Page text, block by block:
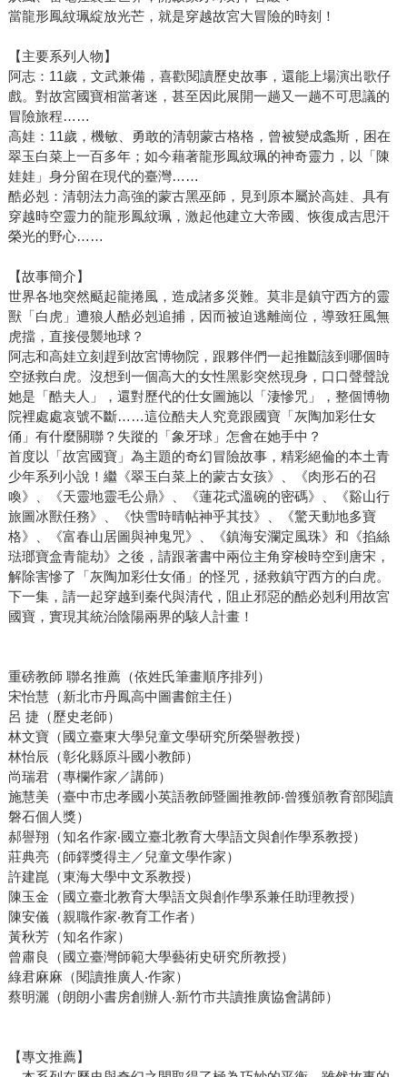
當龍形鳳紋珮綻放光芒，就是穿越故宮大冒險的時刻！
【主要系列人物】
阿志：11歲，文武兼備，喜歡閱讀歷史故事，還能上場演出歌仔
戲。對故宮國寶相當著迷，甚至因此展開一趟又一趟不可思議的
冒險旅程……
高娃：11歲，機敏、勇敢的清朝蒙古格格，曾被變成螽斯，困在
翠玉白菜上一百多年；如今藉著龍形鳳紋珮的神奇靈力，以「陳
娃娃」身分留在現代的臺灣……
酷必剋：清朝法力高強的蒙古黑巫師，見到原本屬於高娃、具有
穿越時空靈力的龍形鳳紋珮，激起他建立大帝國、恢復成吉思汗
榮光的野心……
【故事簡介】
世界各地突然颳起龍捲風，造成諸多災難。莫非是鎮守西方的靈
獸「白虎」遭狼人酷必剋追捕，因而被迫逃離崗位，導致狂風無
虎擋，直接侵襲地球？
阿志和高娃立刻趕到故宮博物院，跟夥伴們一起推斷該到哪個時
空拯救白虎。沒想到一個高大的女性黑影突然現身，口口聲聲說
她是「酷夫人」，還對歷代的仕女圖施以「淒慘咒」，整個博物
院裡處處哀號不斷……這位酷夫人究竟跟國寶「灰陶加彩仕女
俑」有什麼關聯？失蹤的「象牙球」怎會在她手中？
首度以「故宮國寶」為主題的奇幻冒險故事，精彩絕倫的本土青
少年系列小說！繼《翠玉白菜上的蒙古女孩》、《肉形石的召
喚》、《天靈地靈毛公鼎》、《蓮花式溫碗的密碼》、《谿山行
旅圖冰獸任務》、《快雪時晴帖神乎其技》、《驚天動地多寶
格》、《富春山居圖與神鬼咒》、《鎮海安瀾定風珠》和《掐絲
琺瑯寶盒青龍劫》之後，請跟著書中兩位主角穿梭時空到唐宋，
解除害慘了「灰陶加彩仕女俑」的怪咒，拯救鎮守西方的白虎。
下一集，請一起穿越到秦代與清代，阻止邪惡的酷必剋利用故宮
國寶，實現其統治陰陽兩界的駭人計畫！
重磅教師 聯名推薦（依姓氏筆畫順序排列）
宋怡慧（新北市丹鳳高中圖書館主任）
呂 捷（歷史老師）
林文寶（國立臺東大學兒童文學研究所榮譽教授）
林怡辰（彰化縣原斗國小教師）
尚瑞君（專欄作家／講師）
施慧美（臺中市忠孝國小英語教師暨圖推教師‧曾獲頒教育部閱讀
磐石個人獎）
郝譽翔（知名作家‧國立臺北教育大學語文與創作學系教授）
莊典亮（師鐸獎得主／兒童文學作家）
許建崑（東海大學中文系教授）
陳玉金（國立臺北教育大學語文與創作學系兼任助理教授）
陳安儀（親職作家‧教育工作者）
黃秋芳（知名作家）
曾肅良（國立臺灣師範大學藝術史研究所教授）
綠君麻麻（閱讀推廣人‧作家）
蔡明灑（朗朗小書房創辦人‧新竹市共讀推廣協會講師）
【專文推薦】